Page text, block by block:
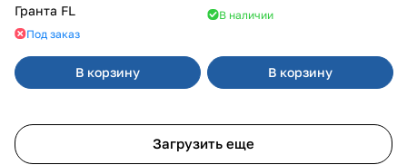
Гранта FL
Под заказ
В корзину
В наличии
В корзину
Загрузить еще